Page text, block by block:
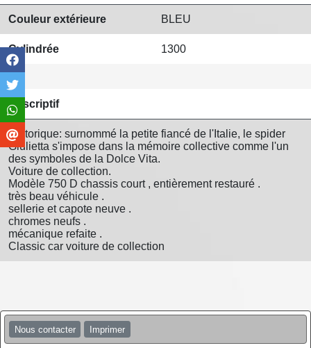
Couleur extérieure BLEU
Cylindrée 1300
Descriptif
Historique: surnommé la petite fiancé de l'Italie, le spider
Giulietta s'impose dans la mémoire collective comme l'un
des symboles de la Dolce Vita.
Voiture de collection.
Modèle 750 D chassis court , entièrement restauré .
très beau véhicule .
sellerie et capote neuve .
chromes neufs .
mécanique refaite .
Classic car voiture de collection
Nous contacter Imprimer